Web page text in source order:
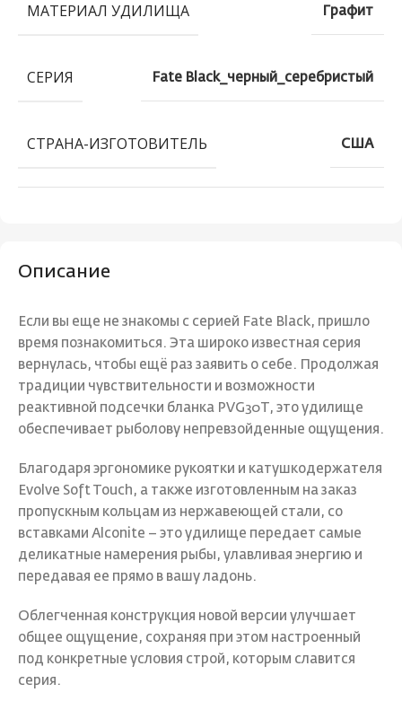
Описание
Если вы еще не знакомы с серией Fate Black, пришло
время познакомиться. Эта широко известная серия
вернулась, чтобы ещё раз заявить о себе. Продолжая
традиции чувствительности и возможности
реактивной подсечки бланка PVG30T, это удилище
обеспечивает рыболову непревзойденные ощущения.
Благодаря эргономике рукоятки и катушкодержателя
Evolve Soft Touch, а также изготовленным на заказ
пропускным кольцам из нержавеющей стали, со
вставками Alconite – это удилище передает самые
деликатные намерения рыбы, улавливая энергию и
передавая ее прямо в вашу ладонь.
Облегченная конструкция новой версии улучшает
общее ощущение, сохраняя при этом настроенный
под конкретные условия строй, которым славится
серия.
МАТЕРИАЛ УДИЛИЩА Графит
СЕРИЯ Fate Black_черный_серебристый
СТРАНА-ИЗГОТОВИТЕЛЬ США